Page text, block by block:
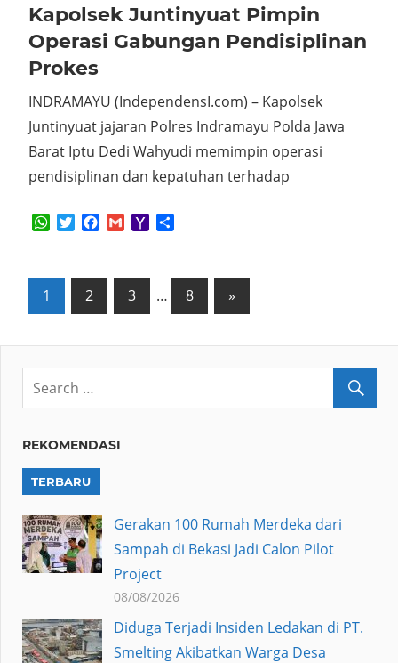
Kapolsek Juntinyuat Pimpin
Operasi Gabungan Pendisiplinan
Prokes
INDRAMAYU (IndependensI.com) – Kapolsek
Juntinyuat jajaran Polres Indramayu Polda Jawa
Barat Iptu Dedi Wahyudi memimpin operasi
pendisiplinan dan kepatuhan terhadap
WhatsApp
TwitterFacebook
GmailYahoo
Posts
1 2 3 … 8
Next
Posts
»
REKOMENDASI
TERBARU
Gerakan 100 Rumah Merdeka dari
Sampah di Bekasi Jadi Calon Pilot
Project
08/08/2026
Diduga Terjadi Insiden Ledakan di PT.
Smelting Akibatkan Warga Desa